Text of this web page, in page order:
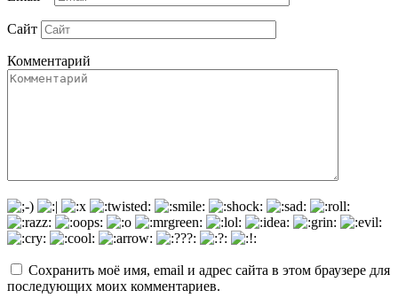
Сайт
Комментарий
Сохранить моё имя, email и адрес сайта в этом браузере для
последующих моих комментариев.